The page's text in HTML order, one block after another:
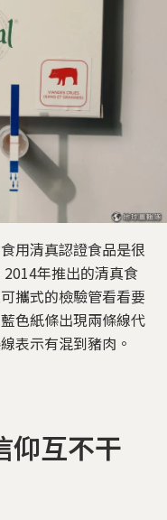
用清真認證食品是很
年推出的清真食
攜式的檢驗管看看要
色紙條出現兩條線代
表示有混到豬肉。
仰互不干